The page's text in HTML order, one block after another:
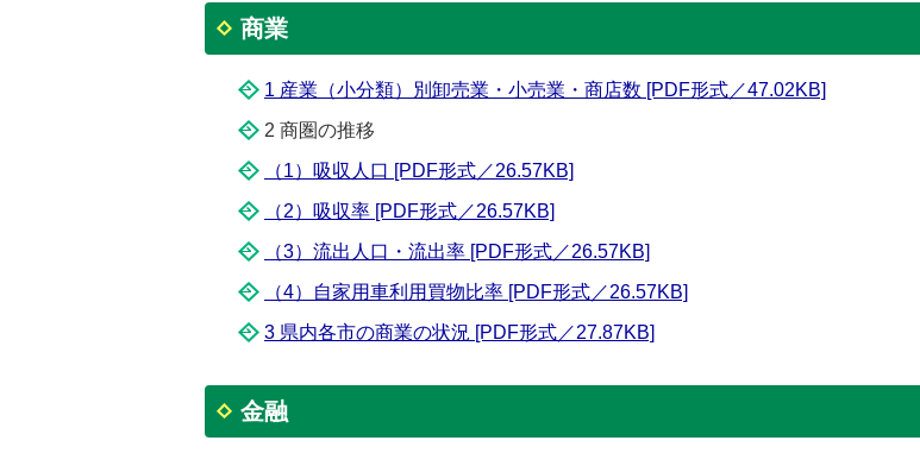
商業
1 産業（小分類）別卸売業・小売業・商店数 [PDF形式／47.02KB]
2 商圏の推移
（1）吸収人口 [PDF形式／26.57KB]
（2）吸収率 [PDF形式／26.57KB]
（3）流出人口・流出率 [PDF形式／26.57KB]
（4）自家用車利用買物比率 [PDF形式／26.57KB]
3 県内各市の商業の状況 [PDF形式／27.87KB]
金融